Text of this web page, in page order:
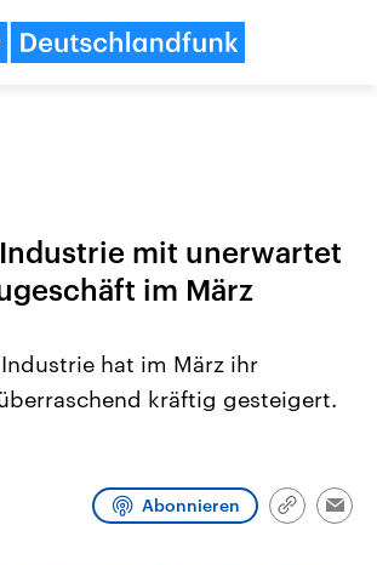
neuen
gehören die Vereinigten
den mächtigsten Ländern
mit unerwartet
im März
hat im März ihr
kräftig gesteigert.
Abonnieren
Link